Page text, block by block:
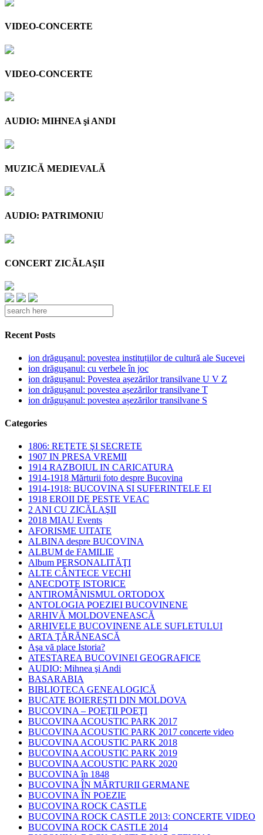
VIDEO-CONCERTE
VIDEO-CONCERTE
AUDIO: MIHNEA şi ANDI
MUZICĂ MEDIEVALĂ
AUDIO: PATRIMONIU
CONCERT ZICĂLAŞII
Recent Posts
ion drăgușanul: povestea instituțiilor de cultură ale Sucevei
ion drăgușanul: cu verbele în joc
ion drăgușanul: Povestea așezărilor transilvane U V Z
ion drăgușanul: povestea așezărilor transilvane T
ion drăgușanul: povestea așezărilor transilvane S
Categories
1806: REŢETE ŞI SECRETE
1907 IN PRESA VREMII
1914 RAZBOIUL IN CARICATURA
1914-1918 Mărturii foto despre Bucovina
1914-1918: BUCOVINA SI SUFERINTELE EI
1918 EROII DE PESTE VEAC
2 ANI CU ZICĂLAŞII
2018 MIAU Events
AFORISME UITATE
ALBINA despre BUCOVINA
ALBUM de FAMILIE
Album PERSONALITĂŢI
ALTE CÂNTECE VECHI
ANECDOTE ISTORICE
ANTIROMÂNISMUL ORTODOX
ANTOLOGIA POEZIEI BUCOVINENE
ARHIVĂ MOLDOVENEASCĂ
ARHIVELE BUCOVINENE ALE SUFLETULUI
ARTA ŢĂRĂNEASCĂ
Aşa vă place Istoria?
ATESTAREA BUCOVINEI GEOGRAFICE
AUDIO: Mihnea şi Andi
BASARABIA
BIBLIOTECA GENEALOGICĂ
BUCATE BOIEREŞTI DIN MOLDOVA
BUCOVINA – POEŢII POEŢI
BUCOVINA ACOUSTIC PARK 2017
BUCOVINA ACOUSTIC PARK 2017 concerte video
BUCOVINA ACOUSTIC PARK 2018
BUCOVINA ACOUSTIC PARK 2019
BUCOVINA ACOUSTIC PARK 2020
BUCOVINA în 1848
BUCOVINA ÎN MĂRTURII GERMANE
BUCOVINA ÎN POEZIE
BUCOVINA ROCK CASTLE
BUCOVINA ROCK CASTLE 2013: CONCERTE VIDEO
BUCOVINA ROCK CASTLE 2014